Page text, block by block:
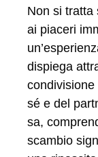
Non si tratta
ai piaceri
dispiega
condivisione
sé e del
sa,
scambio